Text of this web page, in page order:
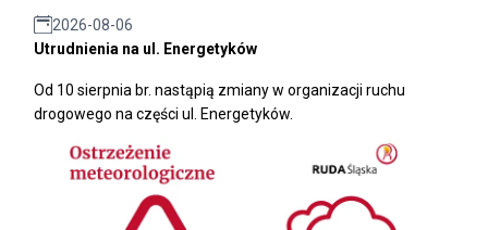
2026-08-06
Utrudnienia na ul. Energetyków
Od 10 sierpnia br. nastąpią zmiany w organizacji ruchu
drogowego na części ul. Energetyków.